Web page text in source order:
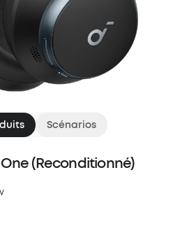
Scénarios
(Reconditionné)